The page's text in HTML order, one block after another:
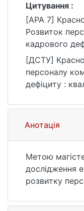
Цитування :
[APA 7]
Розвиток
кадрового
Київський
Тараса
https://
[ДСТУ]
персоналу
дефіциту :
кер. О. А.
https://
7 (дата
Анотація
Метою
дослідження
розвитку
компанії. Для